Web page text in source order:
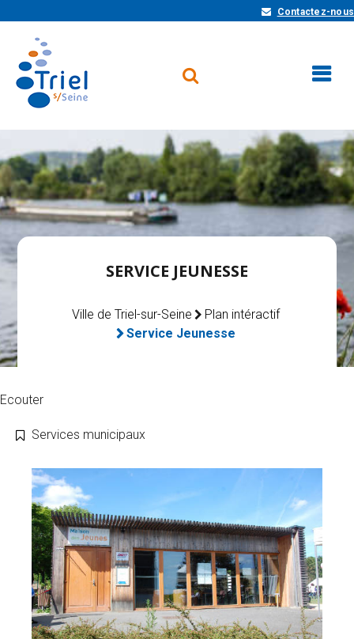
Contactez-nous
SERVICE JEUNESSE
Ville de Triel-sur-Seine
Plan intéractif
Service Jeunesse
Ecouter
Services municipaux